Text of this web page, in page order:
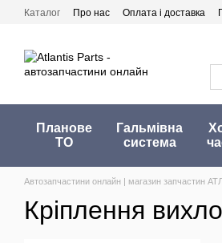
Перейти до основного контенту
Каталог Про нас Оплата і доставка
Планове
ТО
Гальмівна
система
Автозапчастини онлайн | магазин запчастин
Кріплення